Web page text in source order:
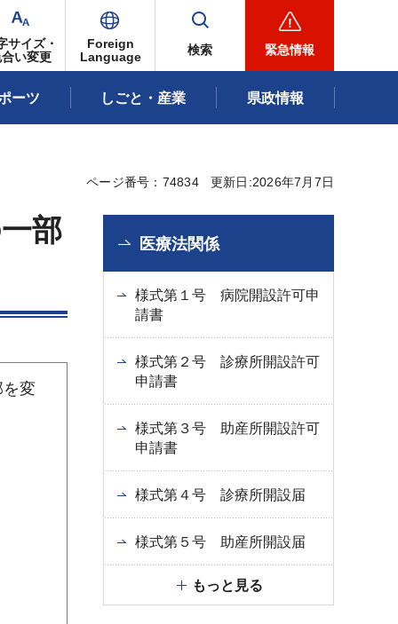
サイズ・
い変更
Foreign
Language
検索 緊急情報
ーツ しごと・産業 県政情報
ページ番号：74834 更新日:2026年7月7日
部
を変
医療法関係
様式第１号 病院開設許可申
請書
様式第２号 診療所開設許可
申請書
様式第３号 助産所開設許可
申請書
様式第４号 診療所開設届
様式第５号 助産所開設届
もっと見る